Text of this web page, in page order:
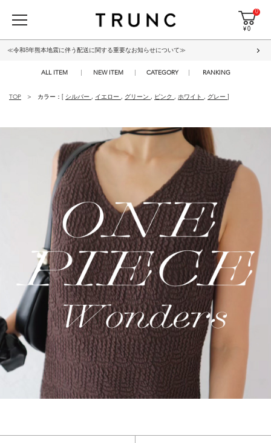
0
¥ 0
≪令和8年熊本地震に伴う配送に関する重要なお知らせについて≫
ALL ITEM NEW ITEM CATEGORY RANKING
TOP カラー：[ シルバー , イエロー , グリーン , ピンク , ホワイト , グレー